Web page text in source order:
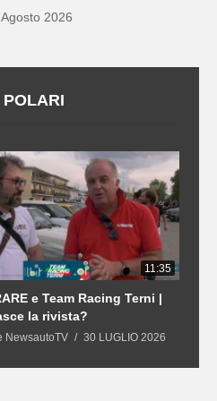
2026
11:35
e Team Racing Terni |
la rivista?
NewsautoTV 30 LUGLIO 2026